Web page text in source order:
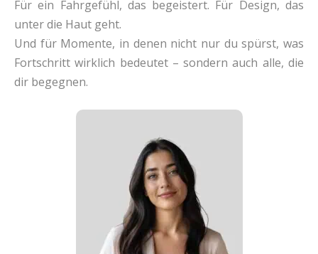
Für ein Fahrgefühl, das begeistert. Für Design, das
unter die Haut geht.
Und für Momente, in denen nicht nur du spürst, was
Fortschritt wirklich bedeutet – sondern auch alle, die
dir begegnen.